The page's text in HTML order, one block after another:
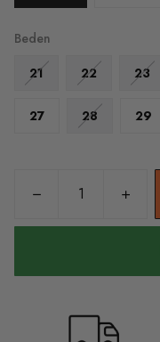
Beden
21
22 23
27 28 29